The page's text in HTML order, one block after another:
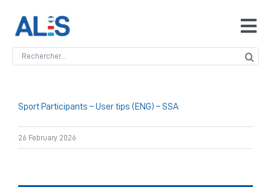
content
Search
Accueil
ALIS
Antidopage
Sport Participants – User tips (ENG) – SSA
26 February 2026